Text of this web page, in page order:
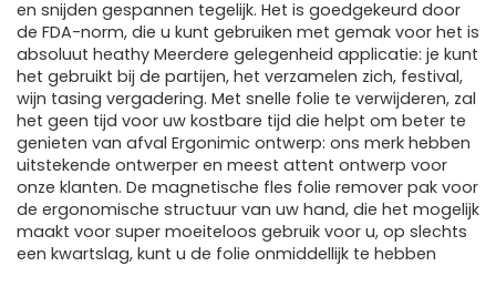
en snijden gespannen tegelijk. Het is goedgekeurd door
de FDA-norm, die u kunt gebruiken met gemak voor het is
absoluut heathy Meerdere gelegenheid applicatie: je kunt
het gebruikt bij de partijen, het verzamelen zich, festival,
wijn tasing vergadering. Met snelle folie te verwijderen, zal
het geen tijd voor uw kostbare tijd die helpt om beter te
genieten van afval Ergonimic ontwerp: ons merk hebben
uitstekende ontwerper en meest attent ontwerp voor
onze klanten. De magnetische fles folie remover pak voor
de ergonomische structuur van uw hand, die het mogelijk
maakt voor super moeiteloos gebruik voor u, op slechts
een kwartslag, kunt u de folie onmiddellijk te hebben